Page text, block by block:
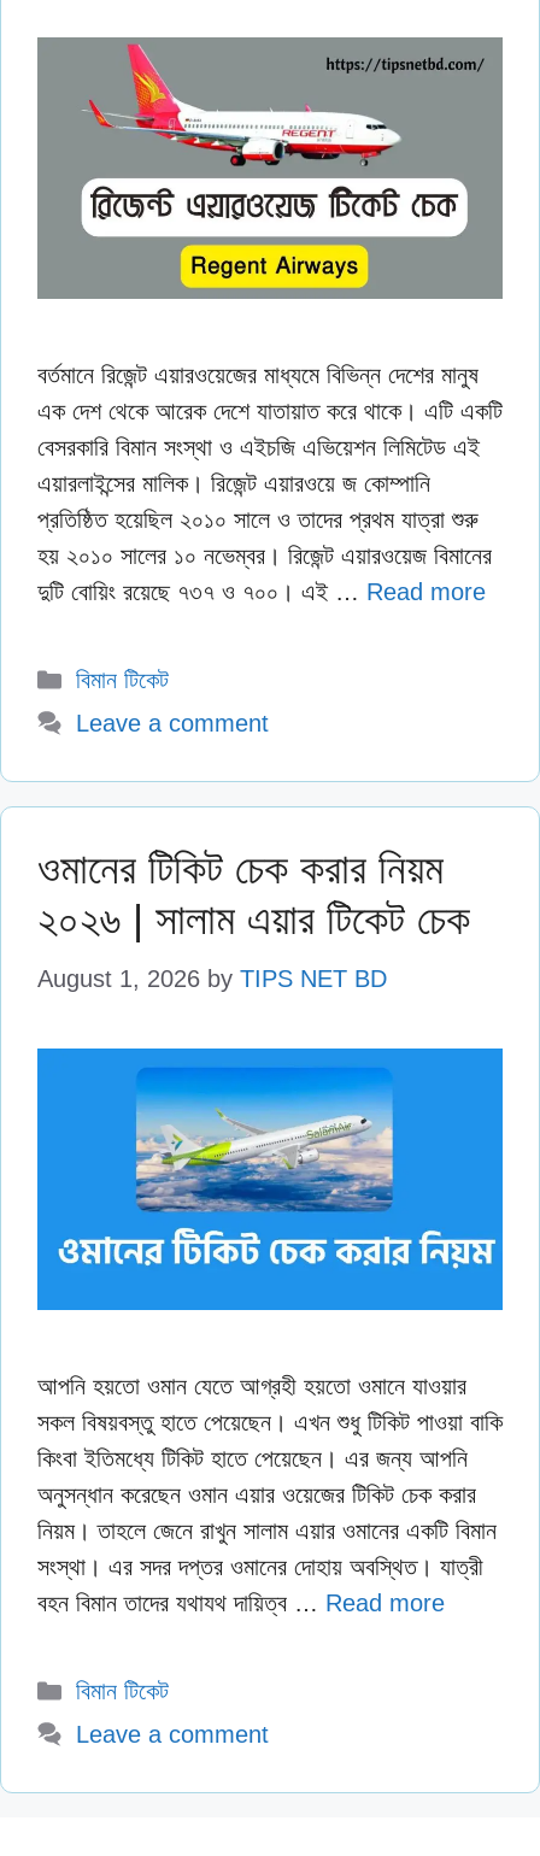
বর্তমানে রিজেন্ট এয়ারওয়েজের মাধ্যমে বিভিন্ন দেশের মানুষ
এক দেশ থেকে আরেক দেশে যাতায়াত করে থাকে। এটি একটি
বেসরকারি বিমান সংস্থা ও এইচজি এভিয়েশন লিমিটেড এই
এয়ারলাইন্সের মালিক। রিজেন্ট এয়ারওয়ে জ কোম্পানি
প্রতিষ্ঠিত হয়েছিল ২০১০ সালে ও তাদের প্রথম যাত্রা শুরু
হয় ২০১০ সালের ১০ নভেম্বর। রিজেন্ট এয়ারওয়েজ বিমানের
দুটি বোয়িং রয়েছে ৭৩৭ ও ৭০০। এই … Read more
Categories
বিমান টিকেট
Leave a comment
ওমানের টিকিট চেক করার নিয়ম
২০২৬ | সালাম এয়ার টিকেট চেক
August 1, 2026 by TIPS NET BD
আপনি হয়তো ওমান যেতে আগ্রহী হয়তো ওমানে যাওয়ার
সকল বিষয়বস্তু হাতে পেয়েছেন। এখন শুধু টিকিট পাওয়া বাকি
কিংবা ইতিমধ্যে টিকিট হাতে পেয়েছেন। এর জন্য আপনি
অনুসন্ধান করেছেন ওমান এয়ার ওয়েজের টিকিট চেক করার
নিয়ম। তাহলে জেনে রাখুন সালাম এয়ার ওমানের একটি বিমান
সংস্থা। এর সদর দপ্তর ওমানের দোহায় অবস্থিত। যাত্রী
বহন বিমান তাদের যথাযথ দায়িত্ব … Read more
Categories
বিমান টিকেট
Leave a comment